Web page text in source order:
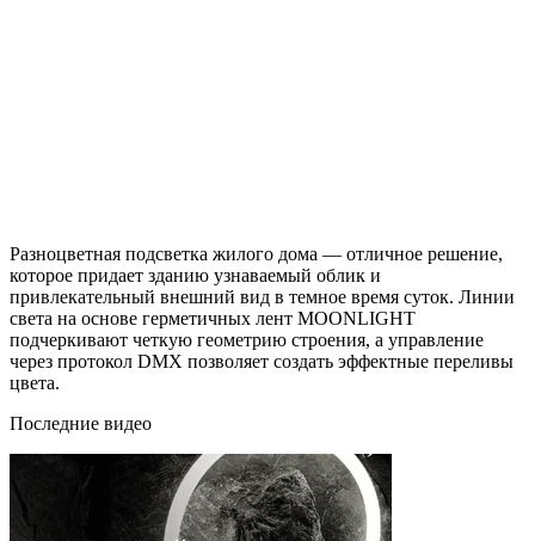
Разноцветная подсветка жилого дома — отличное решение,
которое придает зданию узнаваемый облик и
привлекательный внешний вид в темное время суток. Линии
света на основе герметичных лент MOONLIGHT
подчеркивают четкую геометрию строения, а управление
через протокол DMX позволяет создать эффектные переливы
цвета.
Последние видео